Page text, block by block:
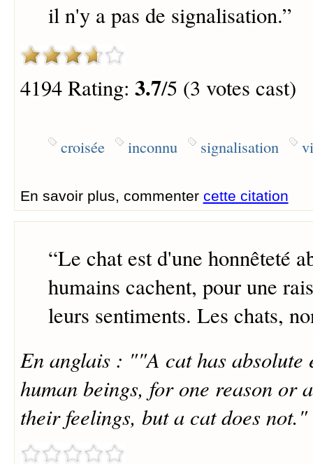
il n'y a pas de signalisation.”
4194 Rating: 3.7/5 (3 votes cast)
croisée inconnu signalisation
En savoir plus, commenter cette citation
“Le chat est d'une honnêteté
humains cachent, pour une
leurs sentiments. Les chats,
En anglais : ""A cat has absolute
human beings, for one reason or
their feelings, but a cat does not."